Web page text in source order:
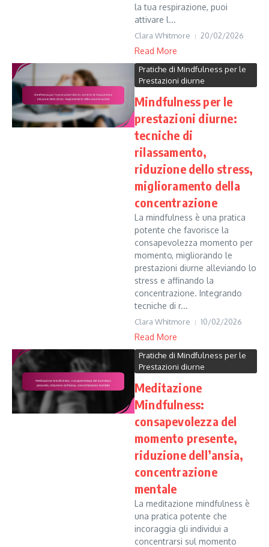
la tua respirazione, puoi
attivare l...
Clara Whitmore 20/02/2026
Read More
Pratiche di Mindfulness per le
Prestazioni diurne
Mindfulness per le
prestazioni diurne:
tecniche di
rilassamento,
riduzione dello stress,
miglioramento della
concentrazione
La mindfulness è una pratica
potente che favorisce la
consapevolezza momento per
momento, migliorando le
prestazioni diurne alleviando lo
stress e affinando la
concentrazione. Integrando
tecniche di r...
Clara Whitmore 10/02/2026
Read More
Pratiche di Mindfulness per le
Prestazioni diurne
Meditazione
Mindfulness:
consapevolezza del
momento presente,
riduzione dell’ansia,
concentrazione
mentale
La meditazione mindfulness è
una pratica potente che
incoraggia gli individui a
concentrarsi sul momento